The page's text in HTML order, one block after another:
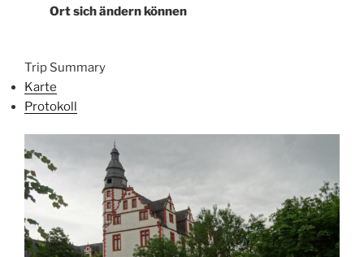
Ort sich ändern können
Trip Summary
Karte
Protokoll